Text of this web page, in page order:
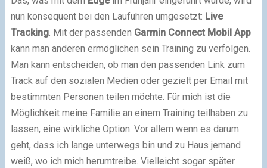
nun konsequent bei den Laufuhren umgesetzt: Live
Tracking. Mit der passenden Garmin Connect Mobil App
kann man anderen ermöglichen sein Training zu verfolgen.
Man kann entscheiden, ob man den passenden Link zum
Track auf den sozialen Medien oder gezielt per Email mit
bestimmten Personen teilen möchte. Für mich ist die
Möglichkeit meine Familie an einem Training teilhaben zu
lassen, eine wirkliche Option. Vor allem wenn es darum
geht, dass ich lange unterwegs bin und zu Haus jemand
weiß, wo ich mich herumtreibe. Vielleicht sogar später